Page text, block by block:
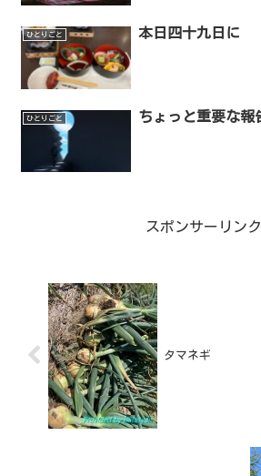
ひとりごと 本日四十九日に
ひとりごと ちょっと重要な
スポンサーリンク
タマネギ